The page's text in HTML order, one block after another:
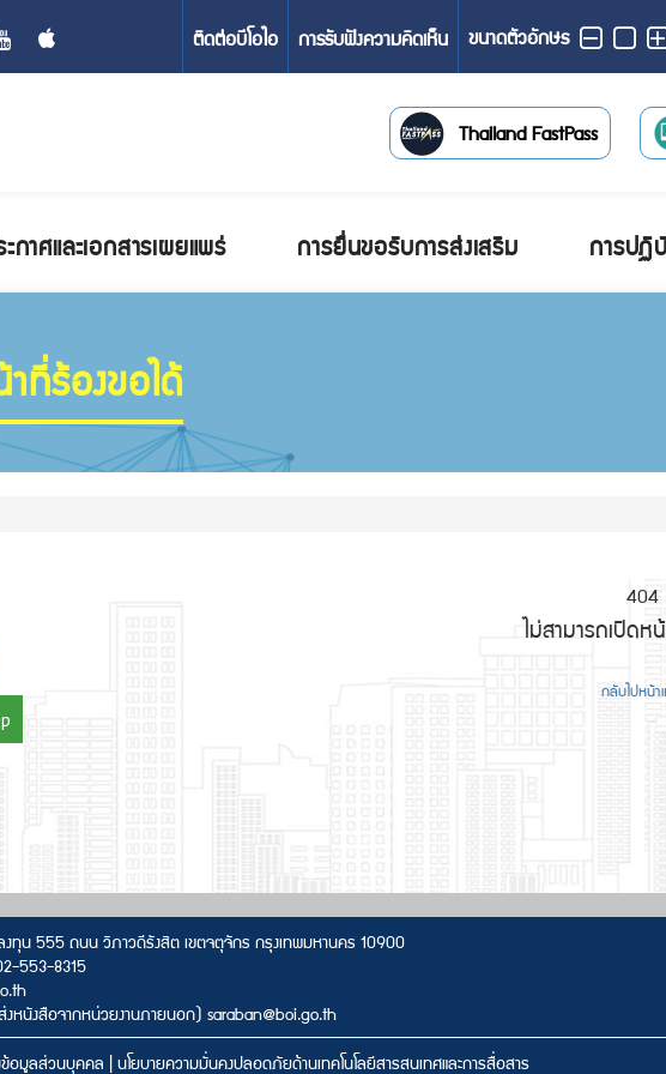
ขนาดตัวอักษร
การรับฟังความคิดเห็น
ติดต่อบีโอไอ
Thailand FastPass
กาศและเอกสารเผยแพร่ การยื่นขอรับการส่งเสริม การปฏิ
ที่ร้องขอได้
404
ไม่สามารถเปิดห
กลับไปหน้า
ทุน 555 ถนน วิภาวดีรังสิต เขตจตุจักร กรุงเทพมหานคร 10900
553-8315
หนังสือจากหน่วยงานภายนอก) saraban@boi.go.th
ข้อมูลส่วนบุคคล |นโยบายความมั่นคงปลอดภัยด้านเทคโนโลยีสารสนเทศและการสื่อสาร